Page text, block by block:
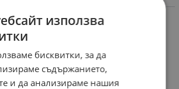
с огледало
използва
бисквитки, за да
съдържанието,
и да анализираме нашия